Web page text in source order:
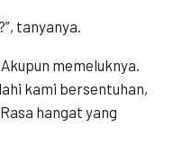
tanyanya.
memeluknya.
kami bersentuhan,
hangat yang